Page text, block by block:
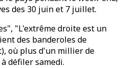
des 30 juin et 7 juillet.
"L'extrême droite est un
des banderoles de
où plus d'un millier de
défiler samedi.